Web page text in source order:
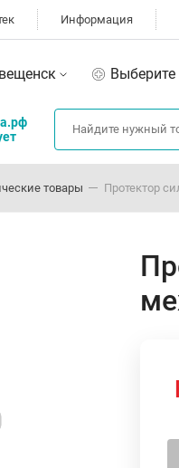
Информация
Выберите
товары Протектор